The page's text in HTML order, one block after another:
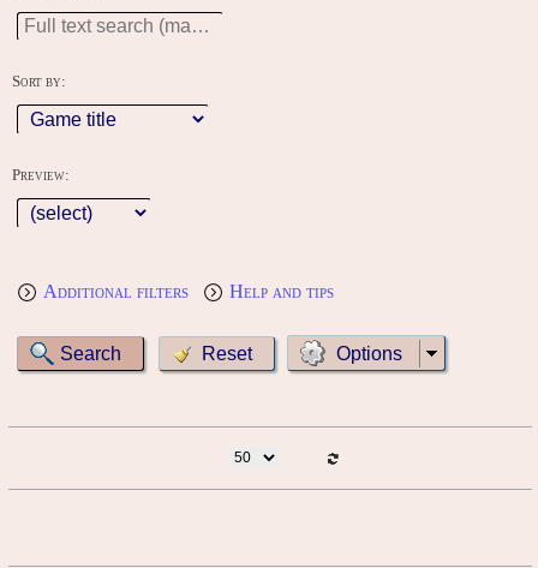
Sort by:
Preview:
Additional filters Help and tips
Options